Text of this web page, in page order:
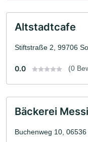
Altstadtcafe
Stiftstraße 2, 99706
0.0 (0
Bäckerei
Buchenweg 10, 06536